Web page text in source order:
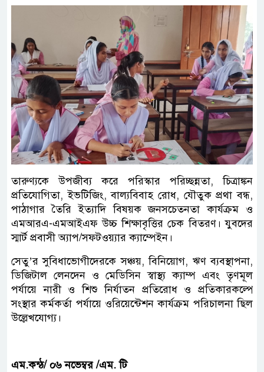
তারুণ্যকে উপজীব্য করে পরিস্কার পরিচ্ছন্নতা, চিত্রাঙ্কন
প্রতিযোগিতা, ইভটিজিং, বাল্যবিবাহ রোধ, যৌতুক প্রথা বন্ধ,
পাঠাগার তৈরি ইত্যাদি বিষয়ক জনসচেতনতা কার্যক্রম ও
এমআরএ-এমআইএফ উচ্চ শিক্ষাবৃত্তির চেক বিতরণ। যুবদের
স্মার্ট প্রবাসী অ্যাপ/সফটওয়্যার ক্যাম্পেইন।
সেতু’র সুবিধাভোগীদেরকে সঞ্চয়, বিনিয়োগ, ঋণ ব্যবস্থাপনা,
ডিজিটাল লেনদেন ও মেডিসিন স্বাস্থ্য ক্যাম্প এবং তৃণমূল
পর্যায়ে নারী ও শিশু নির্যাতন প্রতিরোধ ও প্রতিকারকল্পে
সংস্থার কর্মকর্তা পর্যায়ে ওরিয়েন্টেশন কার্যক্রম পরিচালনা ছিল
উল্লেখযোগ্য।
এম.কন্ঠ/ ০৬ নভেম্বর/এম. টি